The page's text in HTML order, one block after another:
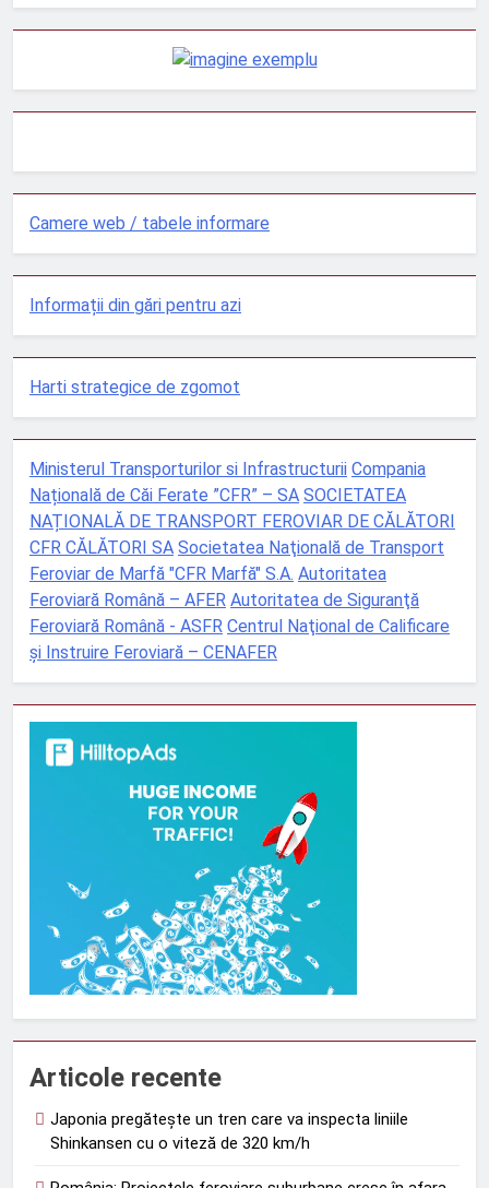
Camere web / tabele informare
Informații din gări pentru azi
Harti strategice de zgomot
Ministerul Transporturilor si Infrastructurii Compania
Națională de Căi Ferate ”CFR” – SA SOCIETATEA
NAȚIONALĂ DE TRANSPORT FEROVIAR DE CĂLĂTORI
CFR CĂLĂTORI SA Societatea Naţională de Transport
Feroviar de Marfă "CFR Marfă" S.A. Autoritatea
Feroviară Română – AFER Autoritatea de Siguranţă
Feroviară Română - ASFR Centrul Naţional de Calificare
şi Instruire Feroviară – CENAFER
Articole recente
Japonia pregătește un tren care va inspecta liniile
Shinkansen cu o viteză de 320 km/h